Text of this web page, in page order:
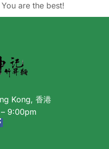
are the best!
Kong, 香港
9:00pm